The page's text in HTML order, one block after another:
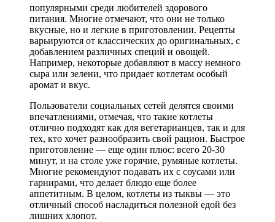
популярными среди любителей здорового
питания. Многие отмечают, что они не только
вкусные, но и легкие в приготовлении. Рецепты
варьируются от классических до оригинальных, с
добавлением различных специй и овощей.
Например, некоторые добавляют в массу немного
сыра или зелени, что придает котлетам особый
аромат и вкус.
Пользователи социальных сетей делятся своими
впечатлениями, отмечая, что такие котлеты
отлично подходят как для вегетарианцев, так и для
тех, кто хочет разнообразить свой рацион. Быстрое
приготовление — еще один плюс: всего 20-30
минут, и на столе уже горячие, румяные котлеты.
Многие рекомендуют подавать их с соусами или
гарнирами, что делает блюдо еще более
аппетитным. В целом, котлеты из тыквы — это
отличный способ насладиться полезной едой без
лишних хлопот.